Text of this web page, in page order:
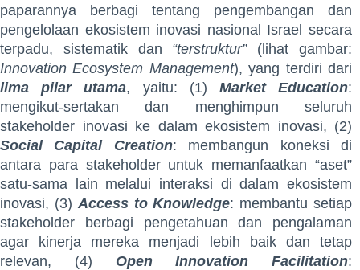
paparannya berbagi tentang pengembangan dan
pengelolaan ekosistem inovasi nasional Israel secara
terpadu, sistematik dan “terstruktur” (lihat gambar:
Innovation Ecosystem Management), yang terdiri dari
lima pilar utama, yaitu: (1) Market Education:
mengikut-sertakan dan menghimpun seluruh
stakeholder inovasi ke dalam ekosistem inovasi, (2)
Social Capital Creation: membangun koneksi di
antara para stakeholder untuk memanfaatkan “aset”
satu-sama lain melalui interaksi di dalam ekosistem
inovasi, (3)Access to Knowledge: membantu setiap
stakeholder berbagi pengetahuan dan pengalaman
agar kinerja mereka menjadi lebih baik dan tetap
relevan, (4) Open Innovation Facilitation: